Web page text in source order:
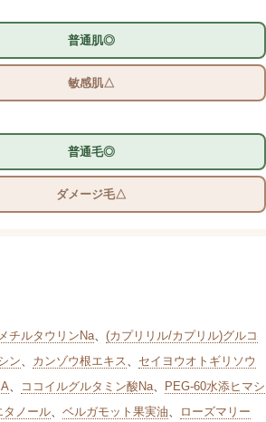
普通肌◎
敏感肌△
普通毛◎
ダメージ毛△
チルタウリンNa、 (カプリリル/カプリル)グルコ
ン、 カンゾウ根エキス、 セイヨウオトギリソウ
、 ココイルグルタミン酸Na、
PEG-60水添ヒマシ
タノール、 ベルガモット果実油、
ローズマリー